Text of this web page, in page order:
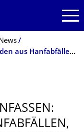
Bioökonomie zum Anfassen: Textilfäden aus Hanfabfällen, Kohlenstoff aus Cellulose, Hydrogele als Wasserspeicher und hoch verfestigtes Holz